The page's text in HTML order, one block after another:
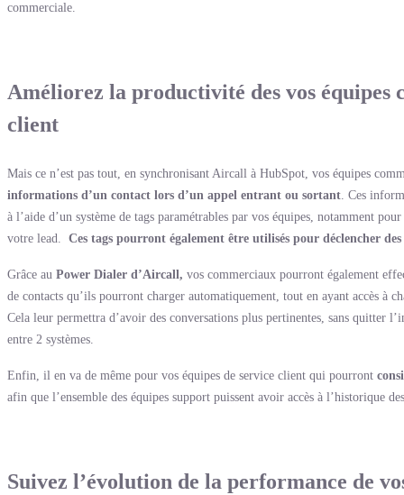
commerciale.
Améliorez la productivité des vos équipes
client
Mais ce n’est pas tout, en synchronisant Aircall à HubSpot, vos équipes
informations d’un contact lors d’un appel entrant ou sortant. Ces
à l’aide d’un système de tags paramétrables par vos équipes, notamment
votre lead. Ces tags pourront également être utilisés pour déclencher
Grâce au Power Dialer d’Aircall, vos commerciaux pourront également
de contacts qu’ils pourront charger automatiquement, tout en ayant accès à
Cela leur permettra d’avoir des conversations plus pertinentes, sans quitter
entre 2 systèmes.
Enfin, il en va de même pour vos équipes de service client qui pourront
afin que l’ensemble des équipes support puissent avoir accès à l’historique
Suivez l’évolution de la performance de